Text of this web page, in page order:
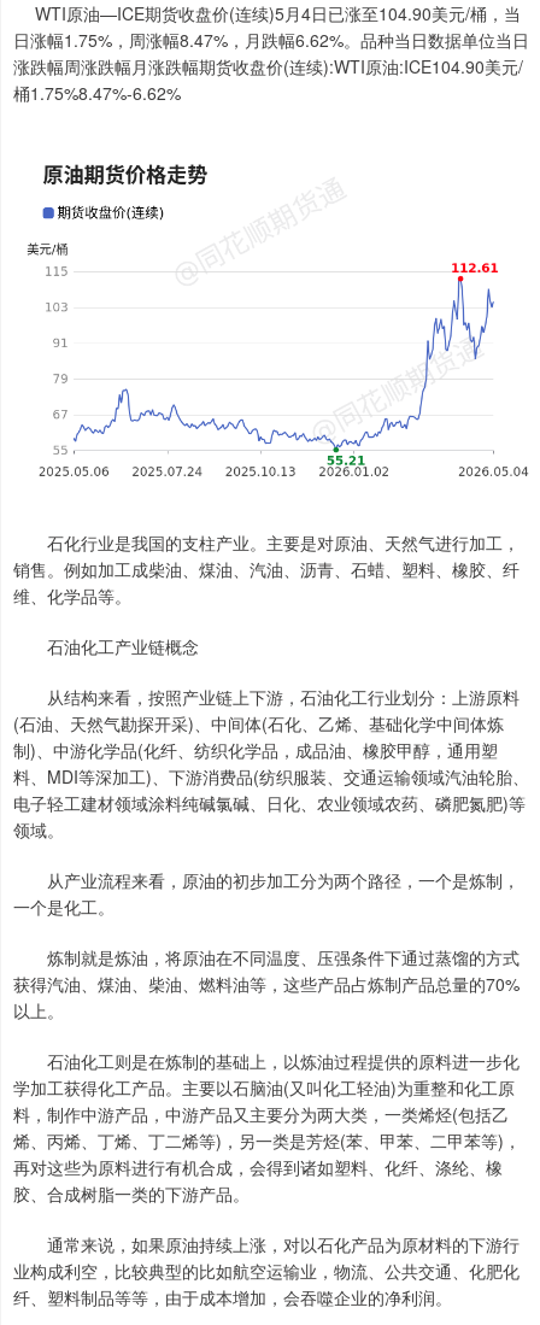
WTI原油—ICE期货收盘价(连续)5月4日已涨至104.90美元/桶，当
日涨幅1.75%，周涨幅8.47%，月跌幅6.62%。品种当日数据单位当日
涨跌幅周涨跌幅月涨跌幅期货收盘价(连续):WTI原油:ICE104.90美元/
桶1.75%8.47%-6.62%
石化行业是我国的支柱产业。主要是对原油、天然气进行加工，
销售。例如加工成柴油、煤油、汽油、沥青、石蜡、塑料、橡胶、纤
维、化学品等。
石油化工产业链概念
从结构来看，按照产业链上下游，石油化工行业划分：上游原料
(石油、天然气勘探开采)、中间体(石化、乙烯、基础化学中间体炼
制)、中游化学品(化纤、纺织化学品，成品油、橡胶甲醇，通用塑
料、MDI等深加工)、下游消费品(纺织服装、交通运输领域汽油轮胎、
电子轻工建材领域涂料纯碱氯碱、日化、农业领域农药、磷肥氮肥)等
领域。
从产业流程来看，原油的初步加工分为两个路径，一个是炼制，
一个是化工。
炼制就是炼油，将原油在不同温度、压强条件下通过蒸馏的方式
获得汽油、煤油、柴油、燃料油等，这些产品占炼制产品总量的70%
以上。
石油化工则是在炼制的基础上，以炼油过程提供的原料进一步化
学加工获得化工产品。主要以石脑油(又叫化工轻油)为重整和化工原
料，制作中游产品，中游产品又主要分为两大类，一类烯烃(包括乙
烯、丙烯、丁烯、丁二烯等)，另一类是芳烃(苯、甲苯、二甲苯等)，
再对这些为原料进行有机合成，会得到诸如塑料、化纤、涤纶、橡
胶、合成树脂一类的下游产品。
通常来说，如果原油持续上涨，对以石化产品为原材料的下游行
业构成利空，比较典型的比如航空运输业，物流、公共交通、化肥化
纤、塑料制品等等，由于成本增加，会吞噬企业的净利润。